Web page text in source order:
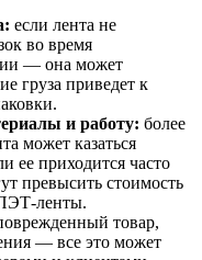
если лента не
во время
— она может
груза приведет к
и работу: более
может казаться
ее приходится часто
превысить стоимость
ленты.
товар,
— все это может